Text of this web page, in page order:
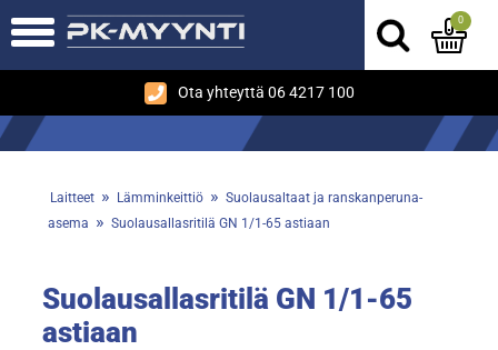
Ota yhteyttä 06 4217 100
0
Laitteet » Lämminkeittiö » Suolausaltaat ja ranskanperuna-
asema » Suolausallasritilä GN 1/1-65 astiaan
Suolausallasritilä GN 1/1-65
astiaan